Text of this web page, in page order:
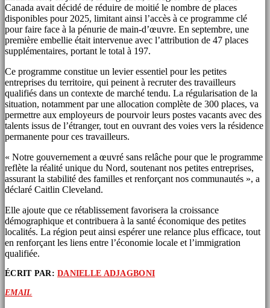
Canada avait décidé de réduire de moitié le nombre de places
disponibles pour 2025, limitant ainsi l’accès à ce programme clé
pour faire face à la pénurie de main-d’œuvre. En septembre, une
première embellie était intervenue avec l’attribution de 47 places
supplémentaires, portant le total à 197.
Ce programme constitue un levier essentiel pour les petites
entreprises du territoire, qui peinent à recruter des travailleurs
qualifiés dans un contexte de marché tendu. La régularisation de la
situation, notamment par une allocation complète de 300 places, va
permettre aux employeurs de pourvoir leurs postes vacants avec des
talents issus de l’étranger, tout en ouvrant des voies vers la résidence
permanente pour ces travailleurs.
« Notre gouvernement a œuvré sans relâche pour que le programme
reflète la réalité unique du Nord, soutenant nos petites entreprises,
assurant la stabilité des familles et renforçant nos communautés », a
déclaré Caitlin Cleveland.
Elle ajoute que ce rétablissement favorisera la croissance
démographique et contribuera à la santé économique des petites
localités. La région peut ainsi espérer une relance plus efficace, tout
en renforçant les liens entre l’économie locale et l’immigration
qualifiée.
ÉCRIT PAR:DANIELLE ADJAGBONI
EMAIL